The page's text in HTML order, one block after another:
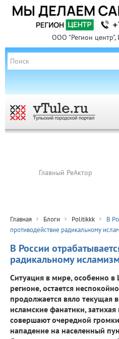
ООО "Регион
Главный РеАктор
Главная Блоги Politikkk
В
противодействие радикальному
В России
радикальному
Ситуация в мире, особенно в
регионе, остается
продолжается вяло текущая
исламские фанатики,
совершают очередной
нападение на населенный